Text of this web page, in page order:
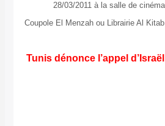
28/03/2011 à
Coupole El Menzah
Tunis dénonce